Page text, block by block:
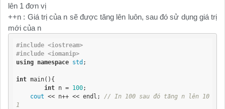
lên 1 đơn vị
++n : Giá trị của n sẽ được tăng lên luôn, sau đó sử dụng giá trị
mới của n
#include <iostream>
#include <iomanip>
using
namespace std ;
int main(){
int n = 100;
cout << n++ << endl;
// In 100 sau đó tăng n lên 10
1